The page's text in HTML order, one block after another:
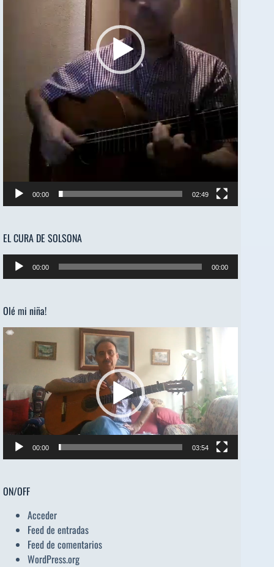
00:00 02:49
EL CURA DE SOLSONA
Reproductor
de
00:00 00:00
Olé mi niña!
Reproductor
00:00 03:54
ON/OFF
Acceder
Feed de entradas
Feed de comentarios
WordPress.org